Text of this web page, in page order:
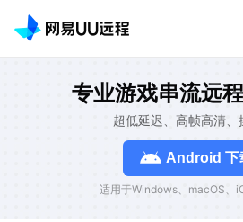
专业游戏串流远
超低延迟、高帧高清、
Android 下
适用于Windows、macOS、